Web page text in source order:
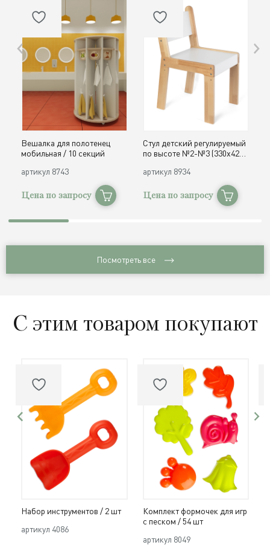
Вешалка для полотенец
мобильная / 10 секций
артикул 8743
Цена по запросу
Стул детский регулируемый
по высоте №2-№3 (330х420,
артикул 8934
Цена по запросу
Посмотреть все
С этим товаром покупают
Набор инструментов / 2 шт
артикул 4086
Комплект формочек для игр
с песком / 54 шт
артикул 8049